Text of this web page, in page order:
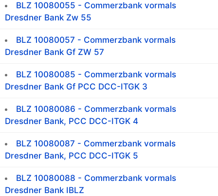
BLZ 10080055 - Commerzbank vormals
Dresdner Bank Zw 55
BLZ 10080057 - Commerzbank vormals
Dresdner Bank Gf ZW 57
BLZ 10080085 - Commerzbank vormals
Dresdner Bank Gf PCC DCC-ITGK 3
BLZ 10080086 - Commerzbank vormals
Dresdner Bank, PCC DCC-ITGK 4
BLZ 10080087 - Commerzbank vormals
Dresdner Bank, PCC DCC-ITGK 5
BLZ 10080088 - Commerzbank vormals
Dresdner Bank IBLZ